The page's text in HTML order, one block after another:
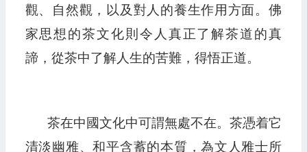
觀、自然觀，以及對人的養生作用方面。佛
家思想的茶文化則令人真正了解茶道的真
諦，從茶中了解人生的苦難，得悟正道。
茶在中國文化中可謂無處不在。茶憑着它
清淡幽雅、和平含蓄的本質，為文人雅士所